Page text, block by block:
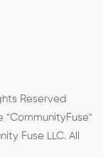
Reserved
"CommunityFuse"
Fuse LLC. All